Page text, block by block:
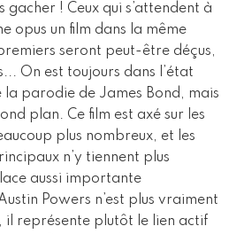
gacher ! Ceux qui s’attendent à
opus un film dans la même
seront peut-être déçus,
On est toujours dans l’état
la parodie de James Bond, mais
plan. Ce film est axé sur les
plus nombreux, et les
n’y tiennent plus
aussi importante
Powers n’est plus vraiment
il représente plutôt le lien actif